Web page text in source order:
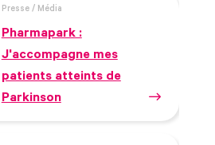
Presse / Média
Pharmapark :
J'accompagne mes
patients atteints de
Parkinson